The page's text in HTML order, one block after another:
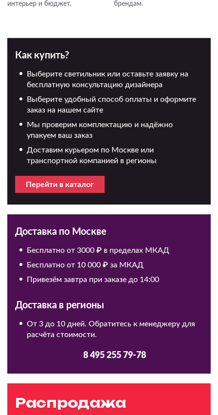
интерьер и бюджет.
брендам.
Как купить?
Выберите светильник или оставьте заявку на
бесплатную консультацию дизайнера
Выберите удобный способ оплаты и оформите
заказ на нашем сайте
Мы проверим комплектацию и надёжно
упакуем ваш заказ
Доставим курьером по Москве или
транспортной компанией в регионы
Перейти в каталог
Доставка по Москве
Бесплатно от 3000 ₽ в пределах МКАД
Бесплатно от 10 000 ₽ за МКАД
Привезём завтра при заказе до 14:00
Доставка в регионы
От 3 до 10 дней. Обратитесь к менеджеру для
расчёта стоимости.
8 495 255 79-78
Распродажа